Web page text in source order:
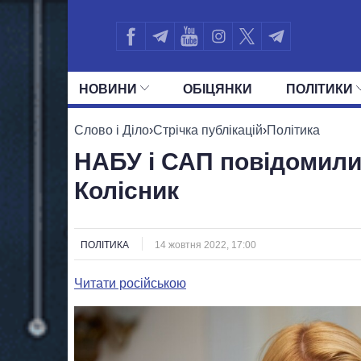
НОВИНИ ОБIЦЯНКИ ПОЛIТИКИ
УСІ ПОЛІТИКИ ПРЕЗИДЕНТ І ОФІС
Слово і Діло›Стрічка публікацій›Політика
НАБУ і САП повідомили
Колісник
ПОЛІТИКА 14 жовтня 2022, 17:00
Читати російською